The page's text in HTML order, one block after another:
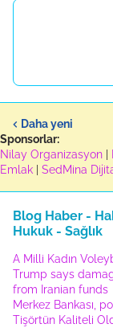
Daha yeni
Sponsorlar:
Nilay Organizasyon
Emlak
SedMina
Blog Haber -
Hukuk - Sağlık
A Milli Kadın
Trump says
from Iranian funds
Merkez Bankası,
Tişörtün Kaliteli